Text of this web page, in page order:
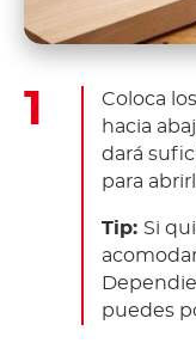
Coloca
hacia
dará
para
Tip: Si
puedes